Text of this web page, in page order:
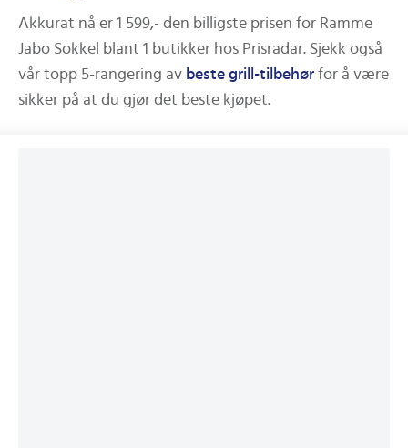
Akkurat nå er 1 599,- den billigste prisen for Ramme
Jabo Sokkel blant 1 butikker hos Prisradar. Sjekk også
vår topp 5-rangering av beste grill-tilbehør for å være
sikker på at du gjør det beste kjøpet.